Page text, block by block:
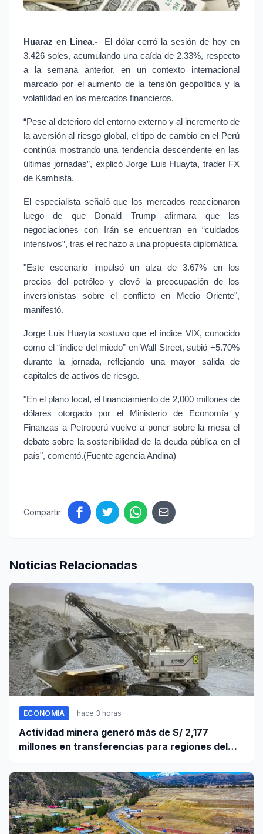
Huaraz en Línea.-
El dólar cerró la sesión de hoy en
3.426 soles, acumulando una caída de 2.33%, respecto
a la semana anterior, en un contexto internacional
marcado por el aumento de la tensión geopolítica y la
volatilidad en los mercados financieros.
“Pese al deterioro del entorno externo y al incremento de
la aversión al riesgo global, el tipo de cambio en el Perú
continúa mostrando una tendencia descendente en las
últimas jornadas”, explicó Jorge Luis Huayta, trader FX
de Kambista.
El especialista señaló que los mercados reaccionaron
luego de que Donald Trump afirmara que las
negociaciones con Irán se encuentran en “cuidados
intensivos”, tras el rechazo a una propuesta diplomática.
"Este escenario impulsó un alza de 3.67% en los
precios del petróleo y elevó la preocupación de los
inversionistas sobre el conflicto en Medio Oriente",
manifestó.
Jorge Luis Huayta sostuvo que el índice VIX, conocido
como el “índice del miedo” en Wall Street, subió +5.70%
durante la jornada, reflejando una mayor salida de
capitales de activos de riesgo.
"En el plano local, el financiamiento de 2,000 millones de
dólares otorgado por el Ministerio de Economía y
Finanzas a Petroperú vuelve a poner sobre la mesa el
debate sobre la sostenibilidad de la deuda pública en el
país", comentó.(Fuente agencia Andina)
Compartir:
Noticias Relacionadas
ECONOMÍA hace 3 horas
Actividad minera generó más de S/ 2,177
millones en transferencias para regiones del